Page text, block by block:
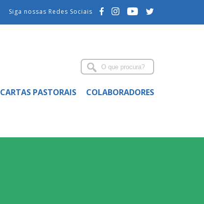
Siga nossas Redes Sociais
CARTAS PASTORAIS COLABORADORES